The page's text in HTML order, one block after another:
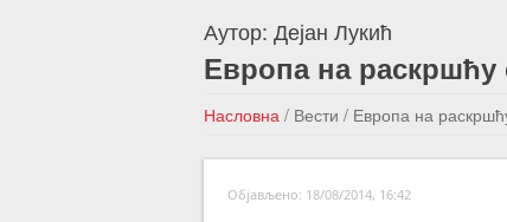
Аутор: Дејан Лукић
Европа на раскршћу
Насловна / Вести / Европа на
Објављено: 18/08/2014, 16:42